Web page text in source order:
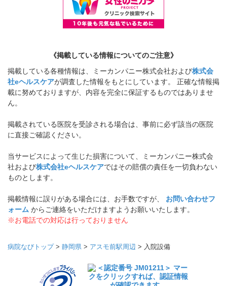
《掲載している情報についてのご注意》
掲載している各種情報は、ミーカンパニー株式会社および株式会
社eヘルスケアが調査した情報をもとにしています。 正確な情報掲
載に努めておりますが、内容を完全に保証するものではありませ
ん。
掲載されている医院を受診される場合は、事前に必ず該当の医院
に直接ご確認ください。
当サービスによって生じた損害について、ミーカンパニー株式会
社および株式会社eヘルスケアではその賠償の責任を一切負わない
ものとします。
掲載情報に誤りがある場合には、お手数ですが、 お問い合わせフ
ォーム からご連絡をいただけますようお願いいたします。
※お電話での対応は行っておりません
病院なびトップ> 静岡県 > アスモ前駅周辺 > 入院設備